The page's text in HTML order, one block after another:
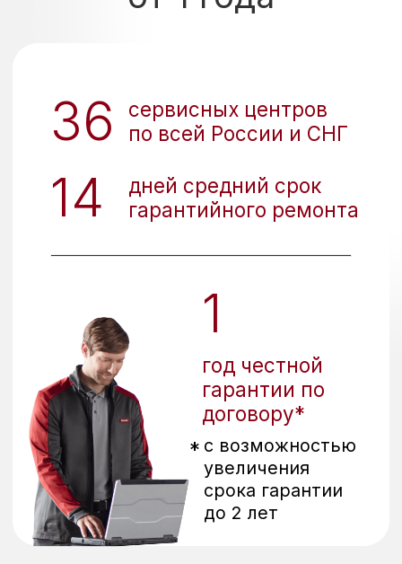
по России
Москва и московская
область
бесплатно (если есть лифт)
Санкт-Петербург и область
Мы поставляем
бытовую технику в
пределах СПб и области
Подъем осуществляется
бесплатно (если есть лифт)